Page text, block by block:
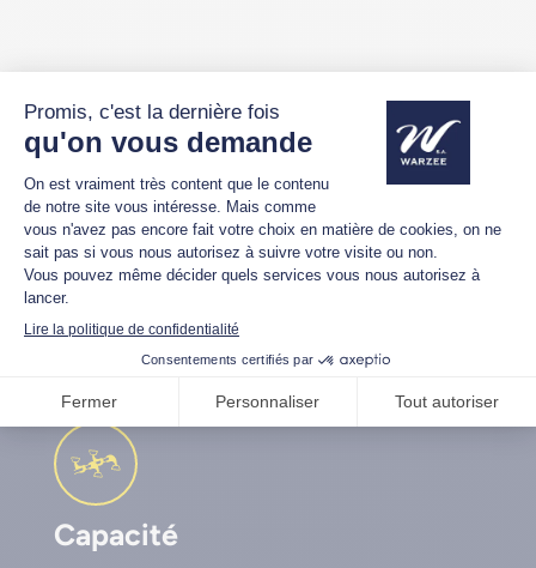
Pourquoi choisir un godet
malaxeur Warzée ?
Capacité